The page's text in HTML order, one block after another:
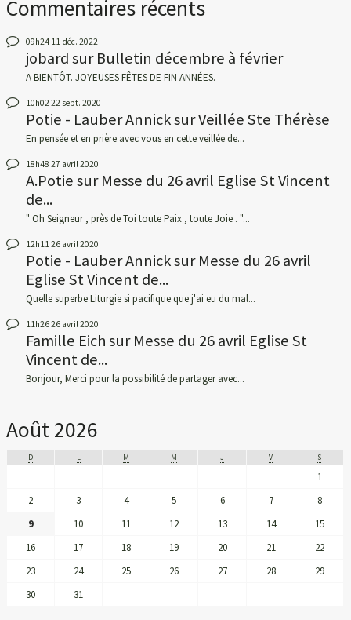
Commentaires récents
09h24 11 déc. 2022
jobardsurBulletin décembre à février
A BIENTÔT. JOYEUSES FÊTES DE FIN ANNÉES.
10h0222 sept. 2020
Potie - Lauber AnnicksurVeillée Ste Thérèse
En pensée et en prière avec vous en cette veillée de...
18h48 27 avril 2020
A.PotiesurMesse du 26 avril Eglise St Vincent
de...
" Oh Seigneur , près de Toi toute Paix , toute Joie . "...
12h1126 avril 2020
Potie - Lauber AnnicksurMesse du 26 avril
Eglise St Vincent de...
Quelle superbe Liturgie si pacifique que j'ai eu du mal...
11h2626 avril 2020
Famille EichsurMesse du 26 avril Eglise St
Vincent de...
Bonjour, Merci pour la possibilité de partager avec...
Août 2026
D L M M J V S
1
2
3 4 5 6 7
8
9
10 11 12 13 14
15
16
17 18 19 20 21
22
23
24 25 26 27 28
29
30
31